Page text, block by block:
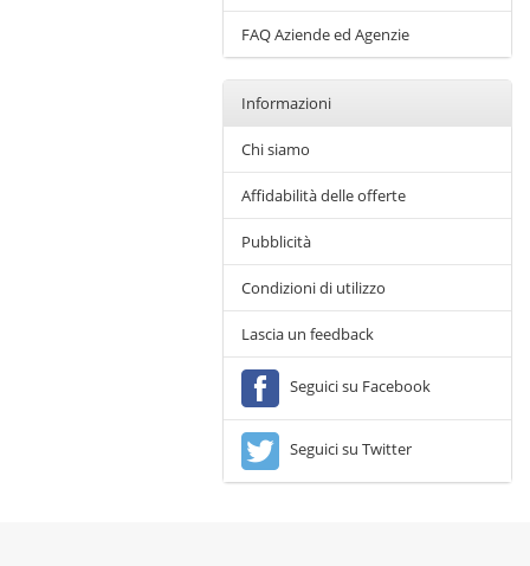
FAQ Aziende ed Agenzie
Informazioni
Chi siamo
Affidabilità delle offerte
Pubblicità
Condizioni di utilizzo
Lascia un feedback
Seguici su Facebook
Seguici su Twitter